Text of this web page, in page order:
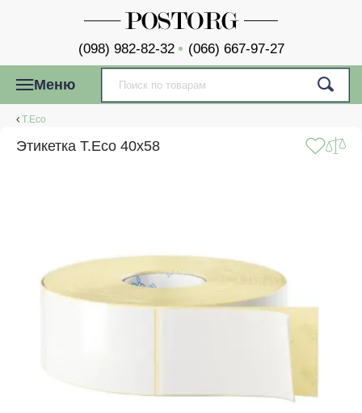
(098) 982-82-32 (066) 667-97-27
Меню
T.Eco
Этикетка T.Eco 40x58